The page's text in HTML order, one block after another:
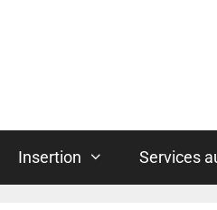
Insertion Services